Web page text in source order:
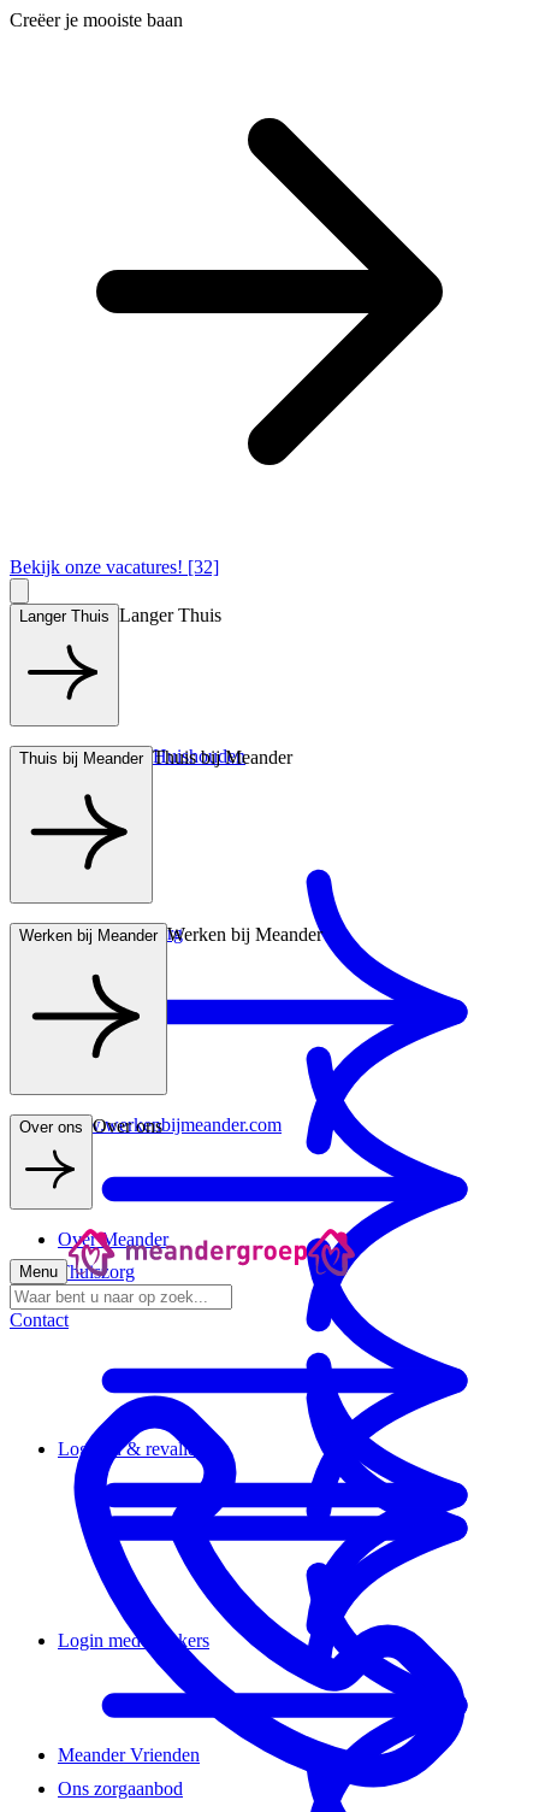
Creëer je mooiste baan
Bekijk onze vacatures! [32]
Langer Thuis Langer Thuis
Hulp bij het Huishouden
Thuiszorg
Ons zorgaanbod
Thuis bij Meander Thuis bij Meander
Wonen met zorg
Logeren & revalideren
Werken bij Meander Werken bij Meander
www.werkenbijmeander.com
Login medewerkers
Over ons Over ons
Over Meander
Meander Vrienden
Menu
Contact